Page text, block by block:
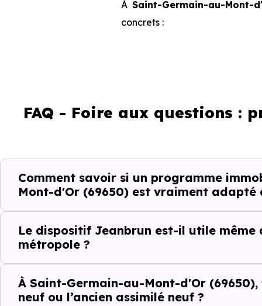
À Saint-Germain-au-Mont-
concrets :
La vie de quartier
La proximité des commerces
La qualité résidentielle du
La tension locative
Le type de logements le plus
FAQ - Foire aux questions :
Comment savoir si un programme
Mont-d'Or (69650) est vraiment adapté
Le dispositif Jeanbrun est-il utile même
métropole ?
À Saint-Germain-au-Mont-d'Or
neuf ou l’ancien assimilé neuf ?